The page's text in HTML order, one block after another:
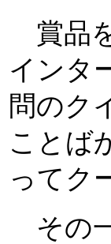
賞品
インタ
問のク
ことば
ってク
その